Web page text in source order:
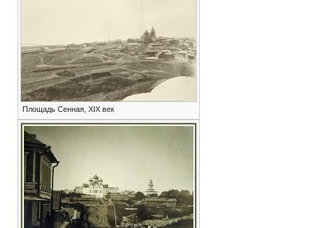
Площадь Сенная, XIX век